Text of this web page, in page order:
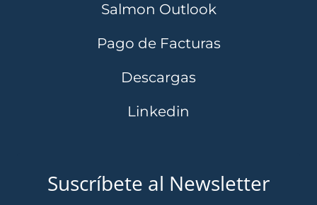
Salmon Outlook
Pago de Facturas
Descargas
Linkedin
Suscríbete al Newsletter